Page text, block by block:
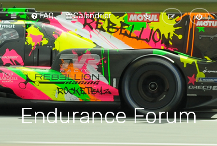
FAQ Calendrier
Endurance Forum